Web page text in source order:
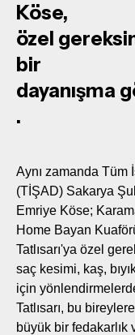
Köse,
özel
bir
dayanışma
.
Aynı zamanda Tüm
(TİŞAD) Sakarya
Emriye Köse;
Home Bayan
Tatlısarı'ya özel
saç kesimi, kaş,
için
Tatlısarı, bu
büyük bir fedakarlık